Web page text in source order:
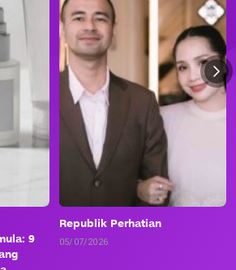
9
Republik Perhatian
05/07/2026